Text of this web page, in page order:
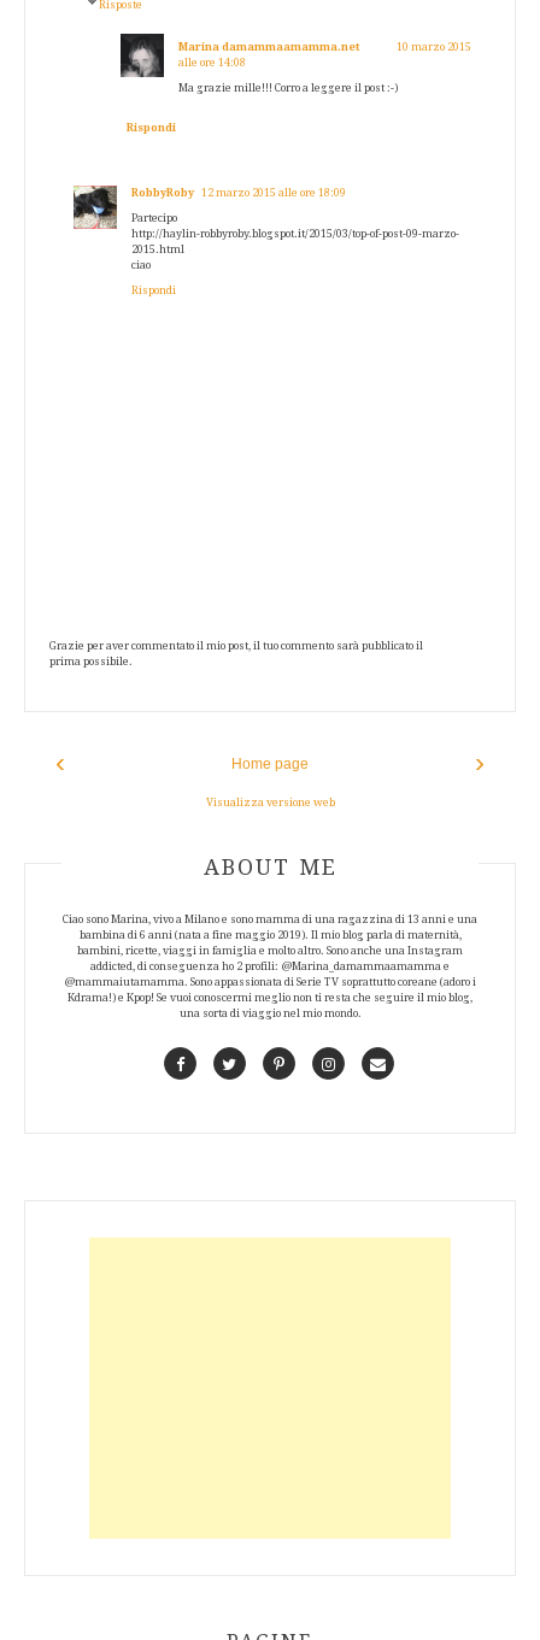
Risposte
Marina damammaamamma.net
10 marzo 2015
alle ore 14:08
Ma grazie mille!!! Corro a leggere il post :-)
Rispondi
RobbyRoby 12 marzo 2015 alle ore 18:09
Partecipo
http://haylin-robbyroby.blogspot.it/2015/03/top-of-post-09-marzo-
2015.html
ciao
Rispondi
Grazie per aver commentato il mio post, il tuo commento sarà pubblicato il
prima possibile.
‹ ›
Home page
Visualizza versione web
ABOUT AUTHOR
ABOUT ME
Ciao sono Marina, vivo a Milano e sono mamma di una ragazzina di 13 anni e una
bambina di 6 anni (nata a fine maggio 2019). Il mio blog parla di maternità,
bambini, ricette, viaggi in famiglia e molto altro. Sono anche una Instagram
addicted, di conseguenza ho 2 profili: @Marina_damammaamamma e
@mammaiutamamma. Sono appassionata di Serie TV soprattutto coreane (adoro i
Kdrama!) e Kpop! Se vuoi conoscermi meglio non ti resta che seguire il mio blog,
una sorta di viaggio nel mio mondo.
FacebookTwitterPinterestInstagramContact